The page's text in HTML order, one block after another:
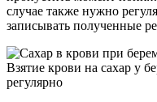
случае также нужно
записывать полученные
Взятие крови на сахар у
регулярно